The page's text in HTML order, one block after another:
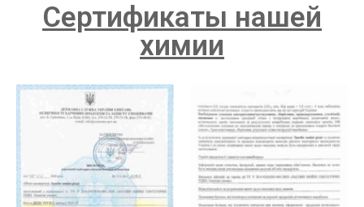
Сертификаты нашей
химии